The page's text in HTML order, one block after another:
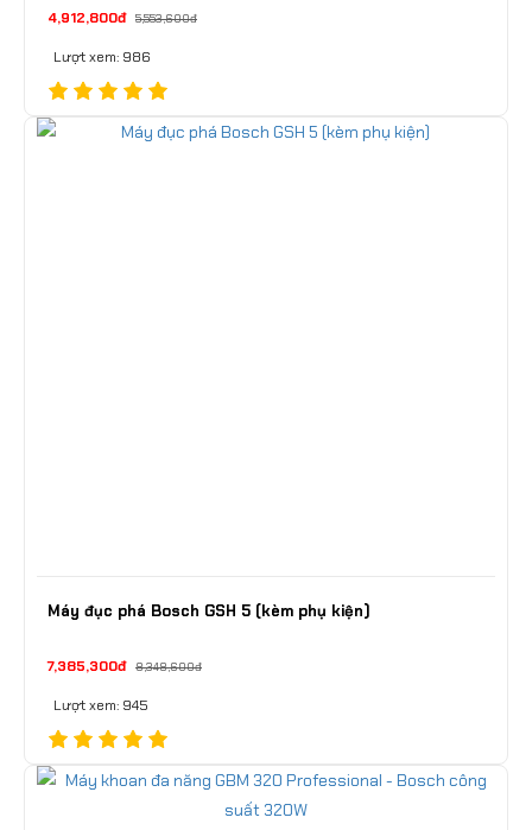
4,912,800đ 5,553,600đ
Lượt xem: 986
Máy đục phá Bosch GSH 5 (kèm phụ kiện)
7,385,300đ 8,348,600đ
Lượt xem: 945